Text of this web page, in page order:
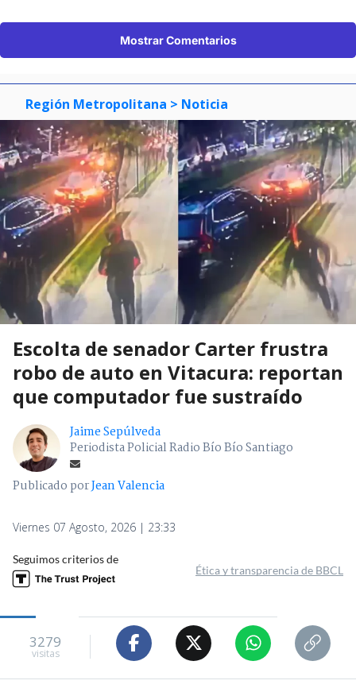
Mostrar Comentarios
Región Metropolitana > Noticia
Escolta de senador Carter frustra
robo de auto en Vitacura: reportan
que computador fue sustraído
Jaime Sepúlveda
Periodista Policial Radio Bío Bío Santiago
Publicado porJean Valencia
Viernes 07 Agosto, 2026 | 23:33
Seguimos criterios de
Ética y transparencia de BBCL
3279
visitas